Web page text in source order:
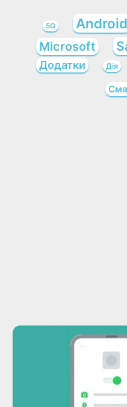
5G Android
Microsoft
Додатки Дія